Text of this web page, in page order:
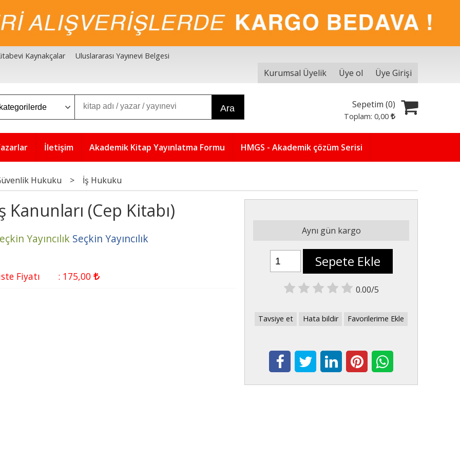
Kaynakçalar Uluslararası Yayınevi Belgesi
Kurumsal Üyelik Üye ol Üye Girişi
Ara Sepetim (0)
Toplam:0,00
İletişim Akademik Kitap Yayınlatma Formu HMGS - Akademik çözüm Serisi
Hukuku > İş Hukuku
Kanunları (Cep Kitabı)
Yayıncılık Seçkin Yayıncılık
Fiyatı : 175,00
Aynı gün kargo
Sepete Ekle
0.00/5
Tavsiye et Hata bildir Favorilerime Ekle